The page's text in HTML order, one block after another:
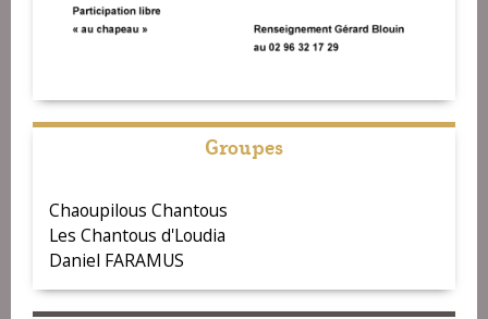
Groupes
Chaoupilous Chantous
Les Chantous d'Loudia
Daniel FARAMUS